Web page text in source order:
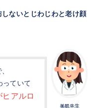
ないとじわじわと老け顔
美肌先生
っていて
アルロ